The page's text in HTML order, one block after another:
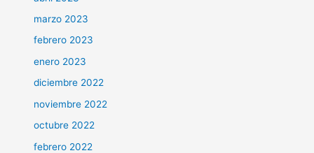
marzo 2023
febrero 2023
enero 2023
diciembre 2022
noviembre 2022
octubre 2022
febrero 2022